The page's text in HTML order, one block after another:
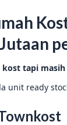
Jutaan
tapi masih
unit ready